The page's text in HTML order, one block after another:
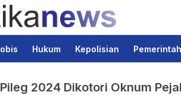
Hukum Kepolisian
2024 Dikotori Oknum